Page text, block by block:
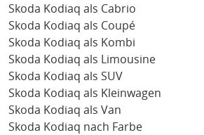
Skoda Kodiaq als Cabrio
Skoda Kodiaq als Coupé
Skoda Kodiaq als Kombi
Skoda Kodiaq als Limousine
Skoda Kodiaq als SUV
Skoda Kodiaq als Kleinwagen
Skoda Kodiaq als Van
Skoda Kodiaq nach Farbe